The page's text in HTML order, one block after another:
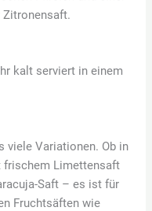
Zitronensaft.
kalt serviert in einem
viele Variationen. Ob in
frischem Limettensaft
Saft – es ist für
Fruchtsäften wie